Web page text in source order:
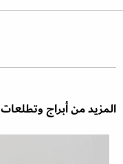
المزيد من أبراج وتطلعات